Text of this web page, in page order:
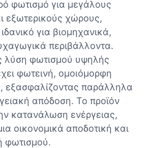
φωτισμό για μεγάλους
εξωτερικούς χώρους,
για βιομηχανικά,
περιβάλλοντα.
λύση φωτισμού υψηλής
φωτεινή, ομοιόμορφη
εξασφαλίζοντας παράλληλα
απόδοση. Το προϊόν
κατανάλωση ενέργειας,
οικονομικά αποδοτική και
φωτισμού.